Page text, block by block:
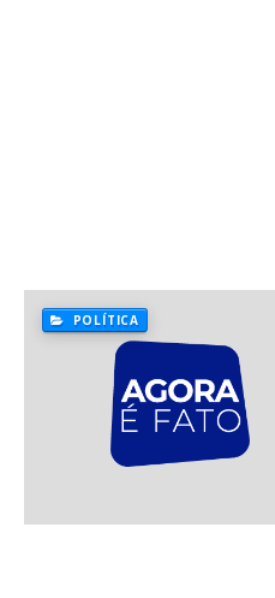
POLÍTICA